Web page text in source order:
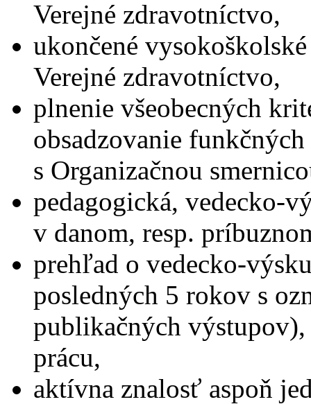
Verejné zdravotníctvo,
ukončené
Verejné zdravotníctvo,
plnenie všeobecných
obsadzovanie
s Organizačnou
pedagogická, vedecko-
v danom, resp.
prehľad o vedecko-
posledných 5 rokov s
publikačných
prácu,
aktívna znalosť aspoň